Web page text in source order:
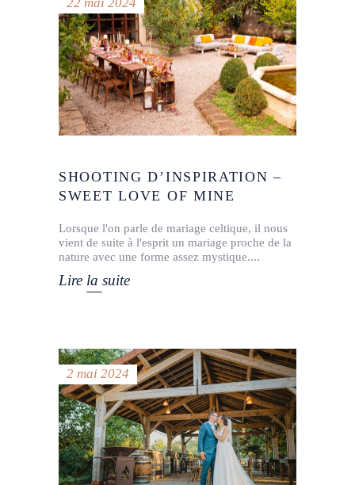
SHOOTING D’INSPIRATION –
SWEET LOVE OF MINE
Lorsque l'on parle de mariage celtique, il nous
vient de suite à l'esprit un mariage proche de la
nature avec une forme assez mystique.
Lire la suite
2 mai 2024